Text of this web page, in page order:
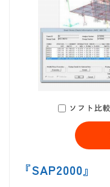
ソフト比
『SAP2000』